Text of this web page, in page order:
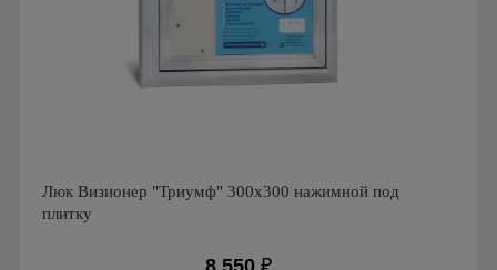
Люк Визионер "Триумф" 300х300 нажимной под
плитку
8 550 ₽